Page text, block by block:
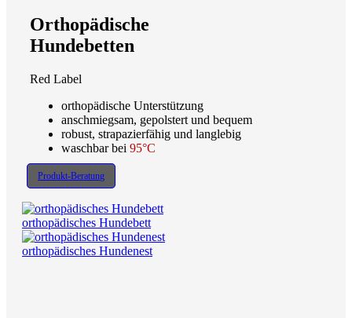
Orthopädische
Hundebetten
Red Label
orthopädische Unterstützung
anschmiegsam, gepolstert und bequem
robust, strapazierfähig und langlebig
waschbar bei 95°C
Produkt-Beratung
orthopädisches Hundebett
orthopädisches Hundenest